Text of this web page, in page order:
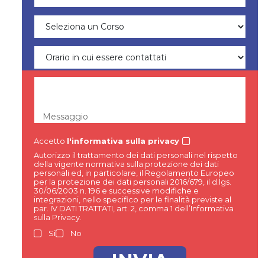
Messaggio
Accetto l'informativa sulla privacy
Autorizzo il trattamento dei dati personali nel rispetto
della vigente normativa sulla protezione dei dati
personali ed, in particolare, il Regolamento Europeo
per la protezione dei dati personali 2016/679, il d.lgs.
30/06/2003 n. 196 e successive modifiche e
integrazioni, nello specifico per le finalità previste al
par. IV DATI TRATTATI, art. 2, comma 1 dell’Informativa
sulla Privacy.
Si
No